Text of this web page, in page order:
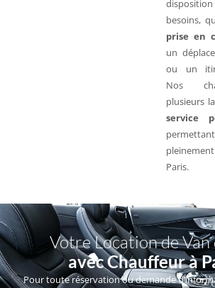
besoins,
prise en
un
ou un
Nos
plusieurs
service
Paris.
Votre Location de Van
avec Chauffeur à
Pour toute réservation ou demande